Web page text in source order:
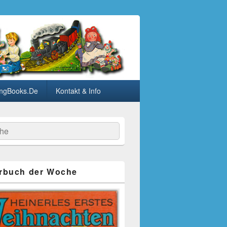
Kontakt & Info
der Woche